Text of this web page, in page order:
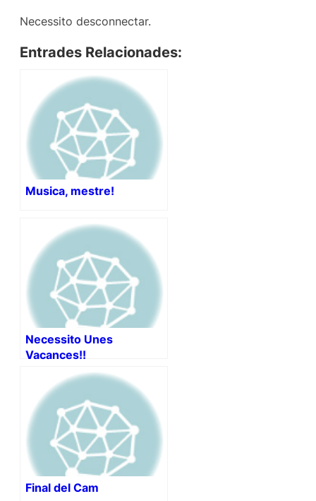
Necessito desconnectar.
Entrades Relacionades:
Musica, mestre!
Necessito Unes
Vacances!!
Final del Cam